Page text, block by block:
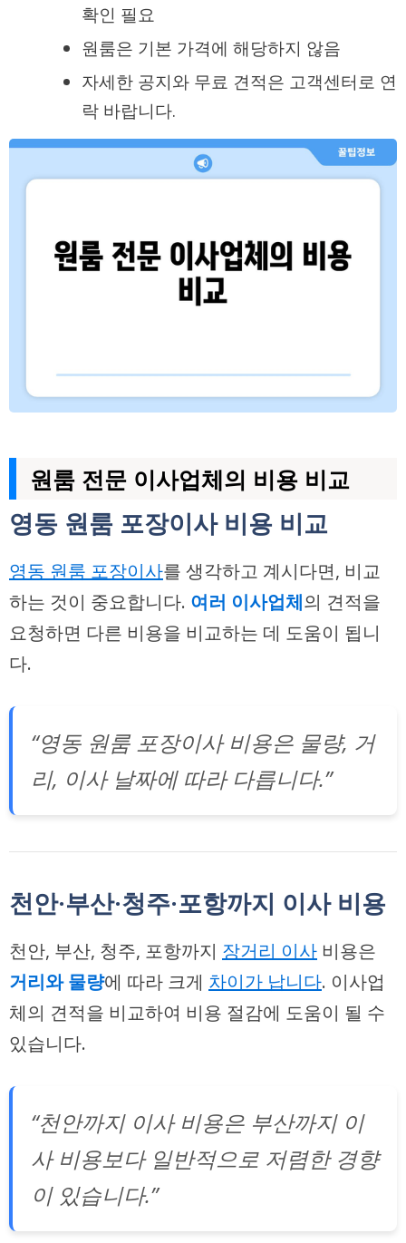
확인 필요
원룸은 기본 가격에 해당하지 않음
자세한 공지와 무료 견적은 고객센터로 연
락 바랍니다.
원룸 전문 이사업체의 비용 비교
영동 원룸 포장이사 비용 비교
영동 원룸 포장이사를 생각하고 계시다면, 비교
하는 것이 중요합니다. 여러 이사업체의 견적을
요청하면 다른 비용을 비교하는 데 도움이 됩니
다.
“영동 원룸 포장이사 비용은 물량, 거
리, 이사 날짜에 따라 다릅니다.”
천안·부산·청주·포항까지 이사 비용
천안, 부산, 청주, 포항까지 장거리 이사 비용은
거리와 물량에 따라 크게 차이가 납니다. 이사업
체의 견적을 비교하여 비용 절감에 도움이 될 수
있습니다.
“천안까지 이사 비용은 부산까지 이
사 비용보다 일반적으로 저렴한 경향
이 있습니다.”